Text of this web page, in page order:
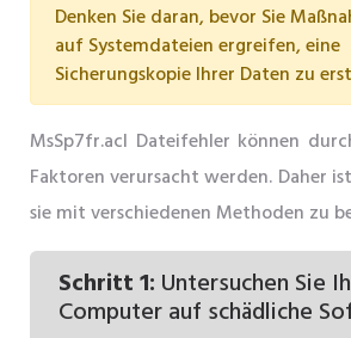
Denken Sie daran, bevor Sie
auf Systemdateien ergreifen, eine
Sicherungskopie Ihrer Daten zu
MsSp7fr.acl Dateifehler können
Faktoren verursacht werden. Daher
sie mit verschiedenen Methoden zu
Schritt 1: Untersuchen Sie
Computer auf schädliche